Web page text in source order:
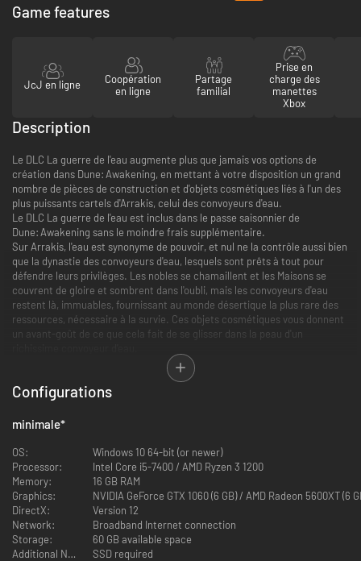
Game features
JcJ en ligne
Coopération
en ligne
Partage
familial
Prise en
charge des
manettes
Xbox
Description
Le DLC La guerre de l'eau augmente plus que jamais vos options de
création dans Dune: Awakening, en mettant à votre disposition un grand
nombre de pièces de construction et d'objets cosmétiques liés à l'un des
plus puissants cartels d'Arrakis, celui des convoyeurs d'eau.
Le DLC La guerre de l'eau est inclus dans le passe saisonnier de
Dune: Awakening sans le moindre frais supplémentaire.
Sur Arrakis, l'eau est synonyme de pouvoir, et nul ne la contrôle aussi bien
que la dynastie des convoyeurs d'eau, lesquels sont prêts à tout pour
défendre leurs privilèges. Les nobles se chamaillent et les Maisons se
couvrent de gloire et sombrent dans l'oubli, mais les convoyeurs d'eau
restent là, immuables, fournissant au monde désertique la plus rare des
ressources, nécessaire à la survie. Ces objets cosmétiques vous donnent
un avant-goût de ce que cela fait de se glisser dans la peau d'un
Configurations
minimale*
OS:
Windows 10 64-bit (or newer)
Processor:
Intel Core i5-7400 / AMD Ryzen 3 1200
Memory:
16 GB RAM
Graphics:
NVIDIA GeForce GTX 1060 (6 GB) / AMD Radeon 5600XT (6
DirectX:
Version 12
Network:
Broadband Internet connection
Storage:
60 GB available space
Additional Notes:
SSD required